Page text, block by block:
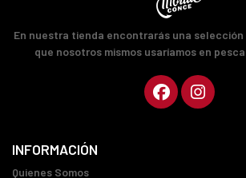
En nuestra tienda encontrarás una selección
que nosotros mismos usaríamos en
INFORMACIÓN
Quienes Somos